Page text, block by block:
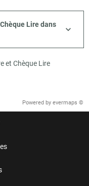
Lire dans
et Chèque Lire
Powered by evermaps ©